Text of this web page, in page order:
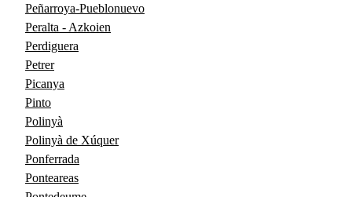
Peñarroya-Pueblonuevo
Peralta - Azkoien
Perdiguera
Petrer
Picanya
Pinto
Polinyà
Polinyà de Xúquer
Ponferrada
Ponteareas